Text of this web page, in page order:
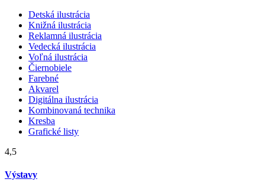
Detská ilustrácia
Knižná ilustrácia
Reklamná ilustrácia
Vedecká ilustrácia
Voľná ilustrácia
Čiernobiele
Farebné
Akvarel
Digitálna ilustrácia
Kombinovaná technika
Kresba
Grafické listy
4,5
Výstavy